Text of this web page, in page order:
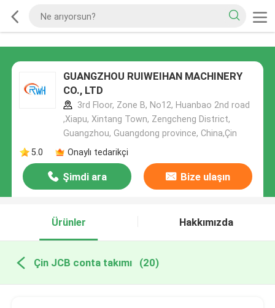
GUANGZHOU RUIWEIHAN MACHINERY
CO., LTD
3rd Floor, Zone B, No12, Huanbao 2nd road
,Xiapu, Xintang Town, Zengcheng District,
Guangzhou, Guangdong province, China,Çin
5.0
Onaylı tedarikçi
Şimdi ara Bize ulaşın
Ürünler Hakkımızda
Çin JCB conta takımı (20)